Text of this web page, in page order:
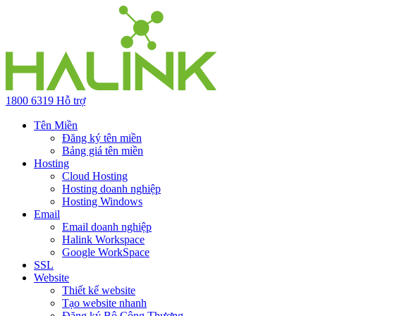
1800 6319 Hỗ trợ
Tên Miền
Đăng ký tên miền
Bảng giá tên miền
Hosting
Cloud Hosting
Hosting doanh nghiệp
Hosting Windows
Email
Email doanh nghiệp
Halink Workspace
Google WorkSpace
SSL
Website
Thiết kế website
Tạo website nhanh